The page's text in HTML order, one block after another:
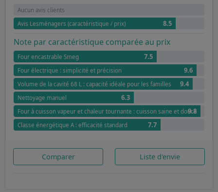
Aucun avis clients
Avis Lesménagers (caractéristique / prix)
8.5
Note par caractéristique comparée au prix
Four encastrable Smeg 7.5
Four électrique : simplicité et précision 9.6
Volume de la cavité 68 L : capacité idéale pour les familles 9.4
Nettoyage manuel 6.3
Four à cuisson vapeur et chaleur tournante : cuisson saine et douce
9.8
Classe énergétique A : efficacité standard 7.7
Comparer Liste d'envie